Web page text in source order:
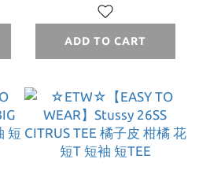
BATHING APE
RELAXED FIT
TEE 猿人頭 噴漆
寬鬆版型 短T 塗鴉
ADD TO CART